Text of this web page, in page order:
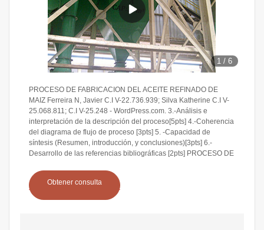
1 /6
PROCESO DE FABRICACION DEL ACEITE REFINADO DE
MAIZ Ferreira N, Javier C.I V-22.736.939; Silva Katherine C.I V-
25.068.811; C.I V-25.248 - WordPress.com. 3.-Análisis e
interpretación de la descripción del proceso[5pts] 4.-Coherencia
del diagrama de flujo de proceso [3pts] 5. -Capacidad de
síntesis (Resumen, introducción, y conclusiones)[3pts] 6.-
Desarrollo de las referencias bibliográficas [2pts] PROCESO DE
Obtener consulta